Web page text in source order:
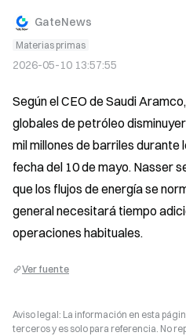
GateNews
Materias primas
2026-05-10 13:57:55
Según el CEO de Saudi
globales de petróleo
mil millones de barriles durante
fecha del 10 de mayo. Nasser
que los flujos de energía se
general necesitará tiempo
operaciones habituales.
Ver fuente
Aviso legal: La información en esta
terceros y es solo para referencia. No